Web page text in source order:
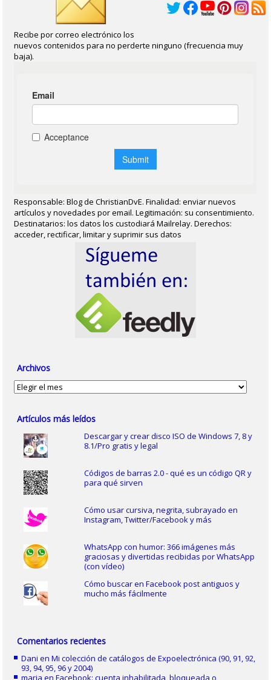
Recibe por correo electrónico los
nuevos contenidos para no perderte ninguno (frecuencia muy
baja).
Responsable: Blog de ChristianDvE. Finalidad: enviar nuevos
artículos y novedades por email. Legitimación: su consentimiento.
Destinatarios: los datos los custodiará Mailrelay. Derechos:
acceder, rectificar, limitar y suprimir sus datos
Archivos
Archivos
Artículos más leídos
Descargar y crear disco ISO de Windows 7, 8 y
8.1/Pro gratis y legal
Códigos de barras 2.0 - qué es un código QR y
para qué sirven
Cómo usar cursiva, negrita, subrayado en
Instagram, Twitter/Facebook y más
WhatsApp con humor: 366 imágenes más
graciosas y divertidas recibidas por WhatsApp
(con vídeo)
Cómo buscar en Facebook post antiguos y
mucho más fácilmente
Comentarios recientes
Dani enMi colección de catálogos de Expoelectrónica (90, 91, 92,
93, 94, 95, 96 y 2004)
maria enFacebook: cuenta inhabilitada, bloqueada o